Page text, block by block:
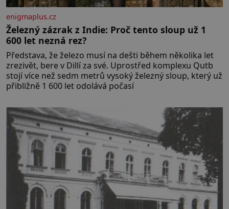
enigmaplus.cz
Železný zázrak z Indie: Proč tento sloup už 1
600 let nezná rez?
Představa, že železo musí na dešti během několika let
zrezivět, bere v Dillí za své. Uprostřed komplexu Qutb
stojí více než sedm metrů vysoký železný sloup, který už
přibližně 1 600 let odolává počasí